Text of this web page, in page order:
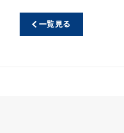
一覧見る